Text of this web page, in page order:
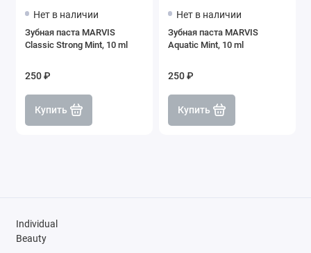
Нет в наличии
Зубная паста MARVIS
Classic Strong Mint, 10 ml
250 ₽
Купить
Нет в наличии
Зубная паста MARVIS
Aquatic Mint, 10 ml
250 ₽
Купить
Individual
Beauty